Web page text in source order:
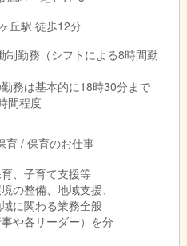
3手当 1万円～4万円
万円（5時間）
限2.5万円/月
前年度実績3ヶ月）
前年度実績おおむね1か月）
担します
事業に該当する方は住宅手当を
円まで支給（その場合は通勤手
超える時間が労働、休日労働及
丘駅 徒歩12分
制勤務（シフトによる8時間勤
は基本的に18時30分まで
程度
育 / 保育のお仕事
、子育て支援等
の整備、地域支援、
に関わる業務全般
や各リーダー）を分